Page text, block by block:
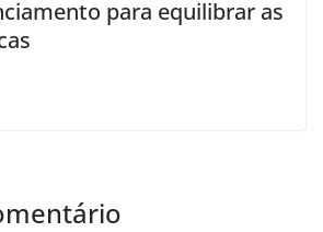
para equilibrar as